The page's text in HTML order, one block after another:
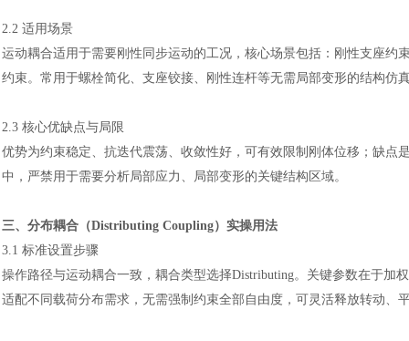
2.2 适用场景
运动耦合适用于需要刚性同步运动的工况，核心场景包括：刚性支座
约束。常用于螺栓简化、支座铰接、刚性连杆等无需局部变形的结构仿
2.3 核心优缺点与局限
优势为约束稳定、抗迭代震荡、收敛性好，可有效限制刚体位移；缺
中，严禁用于需要分析局部应力、局部变形的关键结构区域。
三、分布耦合（Distributing Coupling）实操用法
3.1 标准设置步骤
操作路径与运动耦合一致，耦合类型选择Distributing。关键参数在于加
适配不同载荷分布需求，无需强制约束全部自由度，可灵活释放转动、